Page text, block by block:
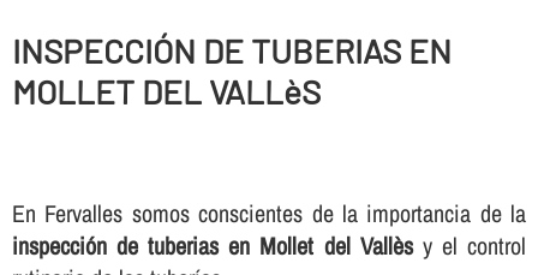
INSPECCIÓN DE TUBERIAS EN
MOLLET DEL VALLèS
En Fervalles somos conscientes de la importancia de la
inspección de tuberias en Mollet del Vallèsy el control